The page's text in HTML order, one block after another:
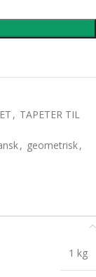
, TAPETER TIL
, geometrisk,
1 kg